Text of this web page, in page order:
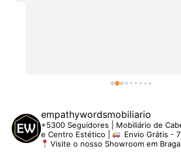
empathywordsmobiliario
+5300 Seguidores | Mobiliário de
e Centro Estético |
Envio Grátis -
Visite o nosso Showroom em Braga